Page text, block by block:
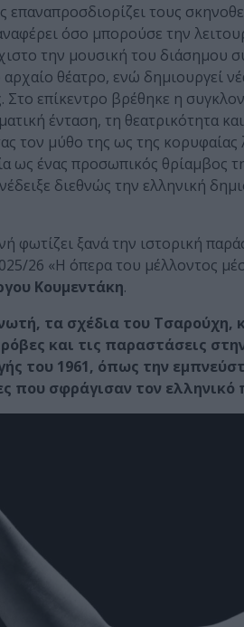
τους
όσο μπορούσε την
την μουσική του διάσημου
θέατρο, ενώ δημιουργεί
επίκεντρο βρέθηκε η
ένταση, τη θεατρικότητα
τον μύθο της ως της κορυφαίας
ως ένας προσωπικός θρίαμβος
διεθνώς την ελληνική
φωτίζει ξανά την ιστορική
26 «Η όπερα του μέλλοντος
Κουμεντάκη.
τα σχέδια του Τσαρούχη,
και τις παραστάσεις
του 1961, όπως την
που σφράγισαν τον ελληνικό